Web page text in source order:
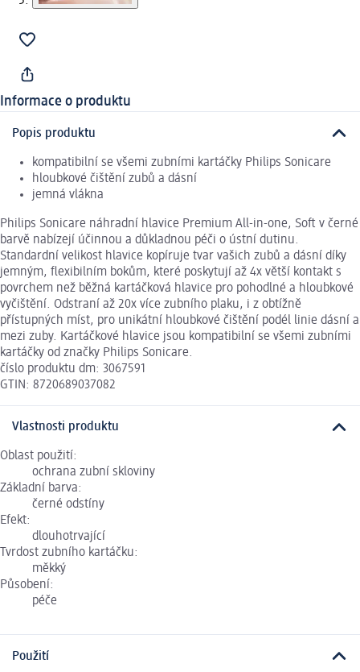
Informace o produktu
Popis produktu
kompatibilní se všemi zubními kartáčky Philips Sonicare
hloubkové čištění zubů a dásní
jemná vlákna
Philips Sonicare náhradní hlavice Premium All-in-one, Soft v černé
barvě nabízejí účinnou a důkladnou péči o ústní dutinu.
Standardní velikost hlavice kopíruje tvar vašich zubů a dásní díky
jemným, flexibilním bokům, které poskytují až 4x větší kontakt s
povrchem než běžná kartáčková hlavice pro pohodlné a hloubkové
vyčištění. Odstraní až 20x více zubního plaku, i z obtížně
přístupných míst, pro unikátní hloubkové čištění podél linie dásní a
mezi zuby. Kartáčkové hlavice jsou kompatibilní se všemi zubními
kartáčky od značky Philips Sonicare.
číslo produktu dm: 3067591
GTIN: 8720689037082
Vlastnosti produktu
Oblast použití:
ochrana zubní skloviny
Základní barva:
černé odstíny
Efekt:
dlouhotrvající
Tvrdost zubního kartáčku:
měkký
Působení:
péče
Použití